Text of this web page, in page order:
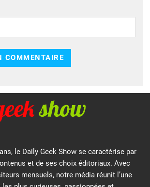
le Daily Geek Show se caractérise par
et de ses choix éditoriaux. Avec
mensuels, notre média réunit l’une